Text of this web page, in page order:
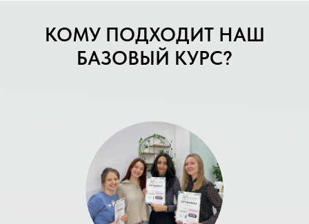
КОМУ ПОДХОДИТ НАШ
БАЗОВЫЙ КУРС?